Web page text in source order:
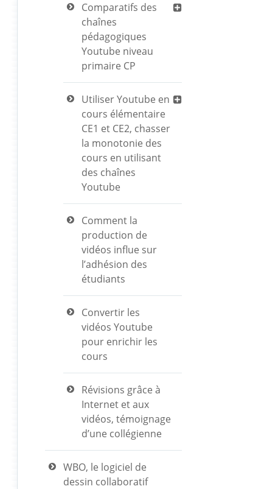
Comparatifs des
chaînes
pédagogiques
Youtube niveau
primaire CP
Utiliser Youtube en
cours élémentaire
CE1 et CE2, chasser
la monotonie des
cours en utilisant
des chaînes
Youtube
Comment la
production de
vidéos influe sur
l’adhésion des
étudiants
Convertir les
vidéos Youtube
pour enrichir les
cours
Révisions grâce à
Internet et aux
vidéos, témoignage
d’une collégienne
WBO, le logiciel de
dessin collaboratif